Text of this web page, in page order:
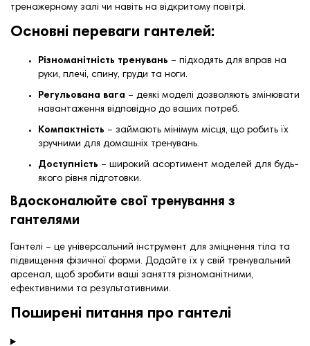
тренажерному залі чи навіть на відкритому повітрі.
Основні переваги гантелей:
Різноманітність тренувань – підходять для вправ на
руки, плечі, спину, груди та ноги.
Регульована вага – деякі моделі дозволяють змінювати
навантаження відповідно до ваших потреб.
Компактність – займають мінімум місця, що робить їх
зручними для домашніх тренувань.
Доступність – широкий асортимент моделей для будь-
якого рівня підготовки.
Вдосконалюйте свої тренування з
гантелями
Гантелі – це універсальний інструмент для зміцнення тіла та
підвищення фізичної форми. Додайте їх у свій тренувальний
арсенал, щоб зробити ваші заняття різноманітними,
ефективними та результативними.
Поширені питання про гантелі